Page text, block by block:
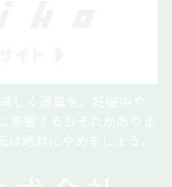
しく適量を。妊娠中や
影響するおそれがありま
絶対にやめましょう。